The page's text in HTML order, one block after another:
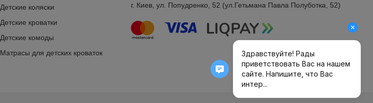
Детские коляски
Детские кроватки
Детские комоды
Матрасы для детских кроваток
г. Киев, ул. Попудренко, 52 (ул.Гетьмана Павла Полуботка, 52)